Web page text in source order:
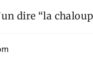
dire “la